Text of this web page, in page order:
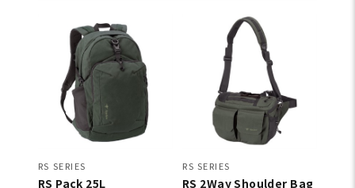
RS SERIES
RS Pack 25L
RS SERIES
RS 2Way Shoulder Bag